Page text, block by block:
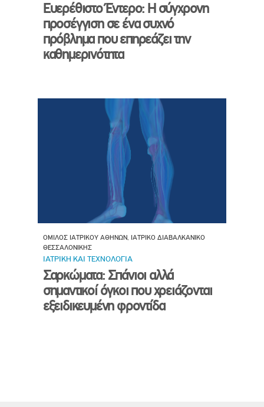
Ευερέθιστο Έντερο: Η σύγχρονη
προσέγγιση σε ένα συχνό
πρόβλημα που επηρεάζει την
καθημερινότητα
ΟΜΙΛΟΣ ΙΑΤΡΙΚΟΥ ΑΘΗΝΩΝ, ΙΑΤΡΙΚΟ ΔΙΑΒΑΛΚΑΝΙΚΟ
ΘΕΣΣΑΛΟΝΙΚΗΣ
ΙΑΤΡΙΚΗ ΚΑΙ ΤΕΧΝΟΛΟΓΙΑ
Σαρκώματα: Σπάνιοι αλλά
σημαντικοί όγκοι που χρειάζονται
εξειδικευμένη φροντίδα